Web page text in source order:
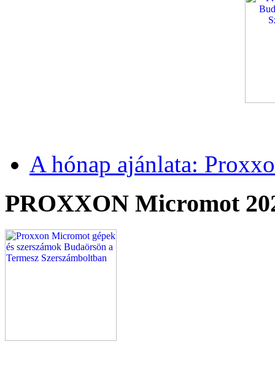
A hónap ajánlata:
PROXXON Micromot